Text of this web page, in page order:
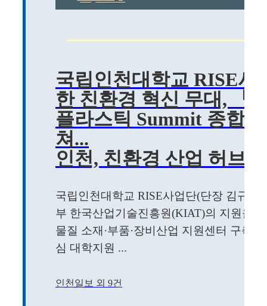
국립인천대학교 RISE사
한 친환경 혁신 무대, 「
플라스틱 Summit 종합
쳐...
인천, 친환경 산업 허브
국립인천대학교 RISE사업단(단장 김규원
부 한국산업기술진흥원(KIAT)의 지원을
물질 소재·부품·장비산업 지원센터 구축
심 대학지원 ...
인천일보 외 9건